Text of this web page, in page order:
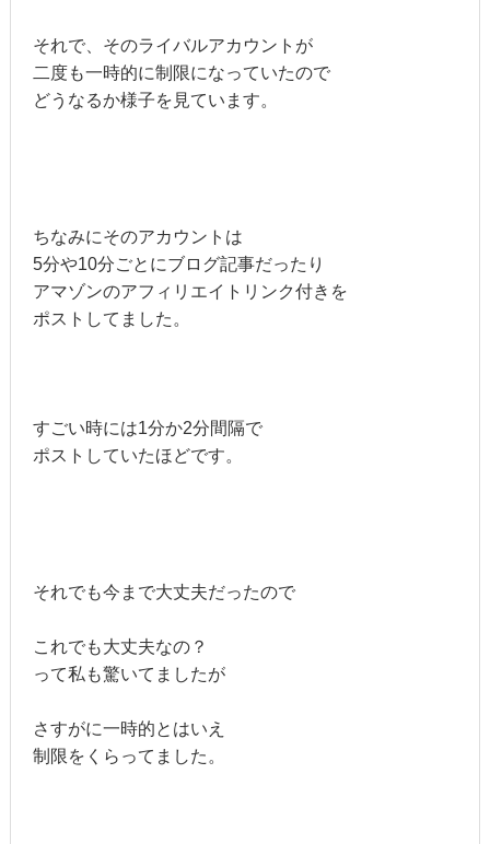
それで、そのライバルアカウントが
二度も一時的に制限になっていたので
どうなるか様子を見ています。
ちなみにそのアカウントは
5分や10分ごとにブログ記事だったり
アマゾンのアフィリエイトリンク付きを
ポストしてました。
すごい時には1分か2分間隔で
ポストしていたほどです。
それでも今まで大丈夫だったので
これでも大丈夫なの？
って私も驚いてましたが
さすがに一時的とはいえ
制限をくらってました。